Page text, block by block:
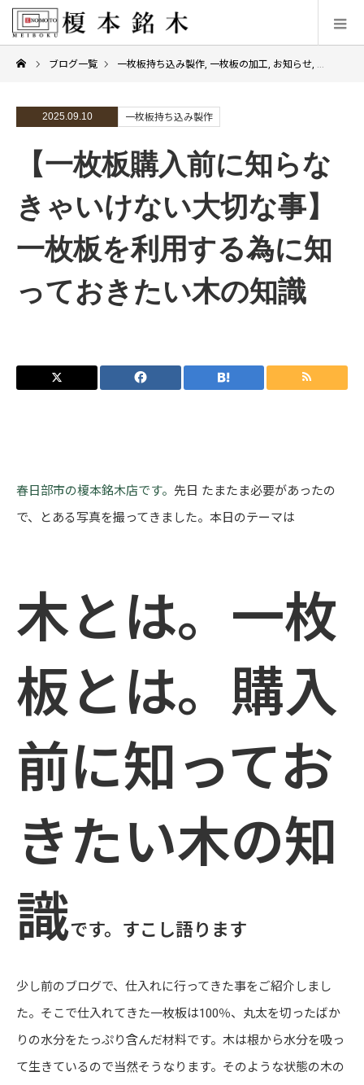
ブログ一覧 一枚板持ち込み製作, 一枚板の加工, お知らせ, ご依頼い
2025.09.10 一枚板持ち込み製作
【一枚板購入前に知らな
きゃいけない大切な事】
一枚板を利用する為に知
っておきたい木の知識
春日部市の榎本銘木店です。 先日 たまたま必要があったの
で、とある写真を撮ってきました。本日のテーマは
木とは。一枚
板とは。購入
前に知ってお
きたい木の知
識です。すこし語ります
少し前のブログで、仕入れに行ってきた事をご紹介しまし
た。そこで仕入れてきた一枚板は100％、丸太を切ったばか
りの水分をたっぷり含んだ材料です。木は根から水分を吸っ
て生きているので当然そうなります。そのような状態の木の